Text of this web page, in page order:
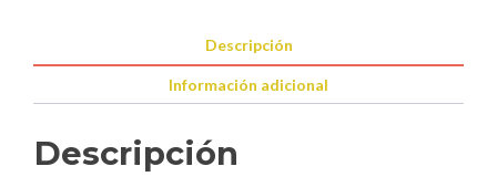
Descripción
Información adicional
Descripción